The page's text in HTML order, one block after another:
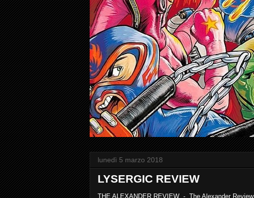
lunedì 5 marzo 2018
LYSERGIC REVIEW
THE ALEXANDER REVIEW - The Alexander Review